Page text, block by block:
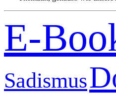
E-
Sadismus